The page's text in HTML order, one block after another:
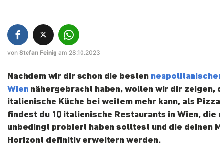
von Stefan Feinig am 28.10.2023
Nachdem wir dir schon die besten
Wien nähergebracht haben, wollen wir dir zeigen,
italienische Küche bei weitem mehr kann, als
findest du 10 italienische Restaurants in Wien, die
unbedingt probiert haben solltest und die deinen
Horizont definitiv erweitern werden.